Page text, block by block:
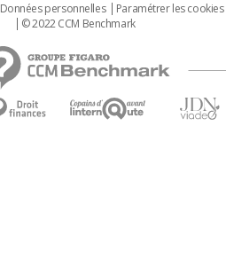
Données personnelles Paramétrer les cookies
© 2022 CCM Benchmark